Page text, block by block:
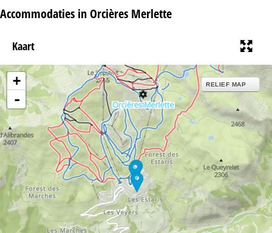
Accommodaties in Orcières Merlette
Kaart
+
-
RELIEF MAP